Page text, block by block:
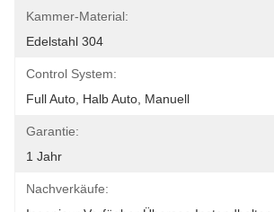
Kammer-Material:
Edelstahl 304
Control System:
Full Auto, Halb Auto, Manuell
Garantie:
1 Jahr
Nachverkäufe: